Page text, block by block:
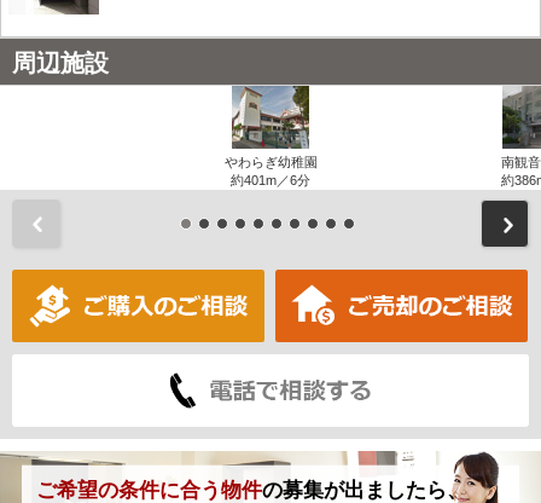
周辺施設
やわらぎ幼稚園
約401m／6分
南観
約
ご希望の条件に合う物件の募集が出ましたら、